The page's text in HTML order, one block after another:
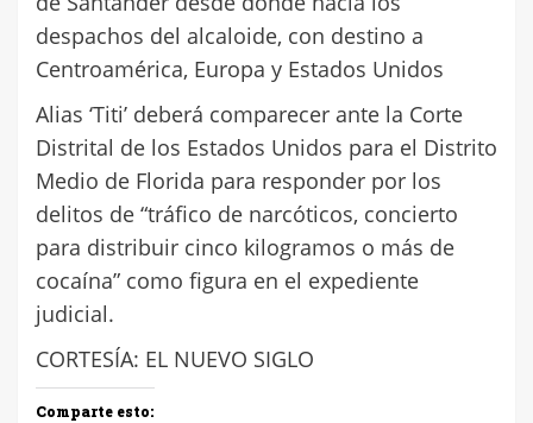
despachos del alcaloide, con destino a
Centroamérica, Europa y Estados Unidos
Alias ‘Titi’ deberá comparecer ante la Corte
Distrital de los Estados Unidos para el Distrito
Medio de Florida para responder por los
delitos de “tráfico de narcóticos, concierto
para distribuir cinco kilogramos o más de
cocaína” como figura en el expediente
judicial.
CORTESÍA: EL NUEVO SIGLO
Comparte esto: